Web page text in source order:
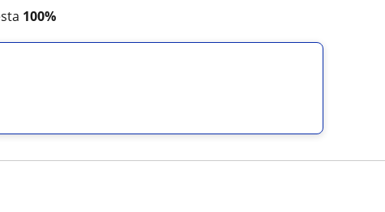
100%